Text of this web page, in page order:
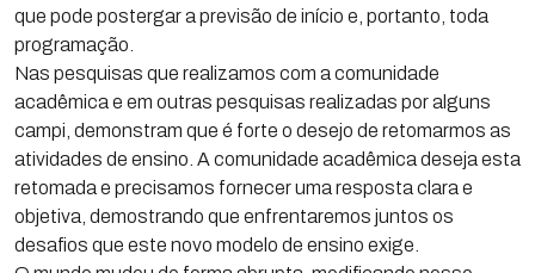
que pode postergar a previsão de início e, portanto, toda
programação.
Nas pesquisas que realizamos com a comunidade
acadêmica e em outras pesquisas realizadas por alguns
campi, demonstram que é forte o desejo de retomarmos as
atividades de ensino. A comunidade acadêmica deseja esta
retomada e precisamos fornecer uma resposta clara e
objetiva, demostrando que enfrentaremos juntos os
desafios que este novo modelo de ensino exige.